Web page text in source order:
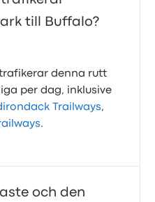
till Buffalo?
denna rutt
per dag, inklusive
Trailways,
.
och den